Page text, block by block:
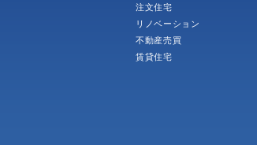
注文住宅
リノベーション
不動産売買
賃貸住宅